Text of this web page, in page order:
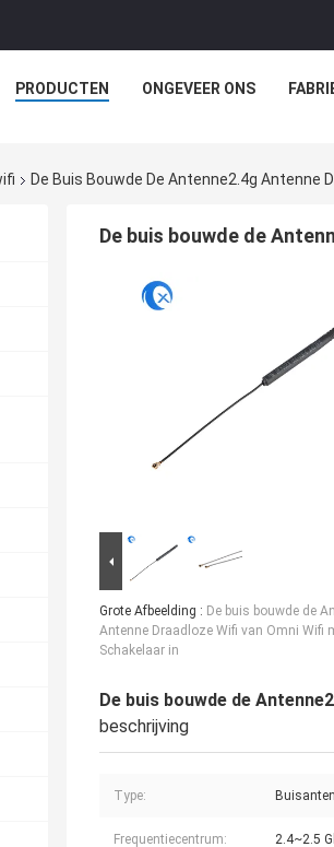
PRODUCTEN ONGEVEER ONS
De Buis Bouwde De Antenne2.4g Antenne
De buis bouwde de
Grote Afbeelding : De buis bouwde de
Antenne Draadloze Wifi van Omni Wifi
Schakelaar in
De buis bouwde de
beschrijving
Type:
Frequentiecentrum: 2.4~2.5